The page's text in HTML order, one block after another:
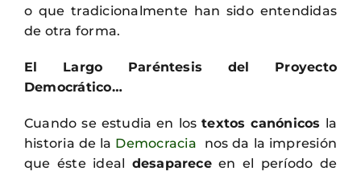
o que tradicionalmente han sido entendidas
de otra forma.
El Largo Paréntesis del Proyecto
Democrático…
Cuando se estudia en lostextos canónicos la
historia de la Democracia
nos da la impresión
que éste ideal desapareceen el período de